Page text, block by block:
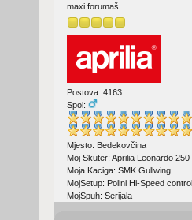
maxi forumaš
Postova: 4163
Spol:
Mjesto: Bedekovčina
Moj Skuter: Aprilia Leonardo 250
Moja Kaciga: SMK Gullwing
MojSetup: Polini Hi-Speed control
MojSpuh: Serijala